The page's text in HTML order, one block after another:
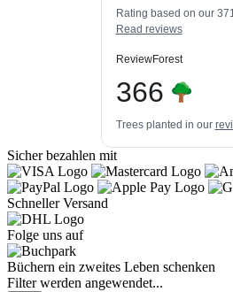
ProvenExpert.com
Blick aufs ProvenExpert-Profil werfen
06.08.2026
Rating based on our
Read reviews
ReviewForest
366
Trees planted in our
Sicher bezahlen mit
Schneller Versand
Folge uns auf
Büchern ein zweites Leben schenken
Filter werden angewendet...